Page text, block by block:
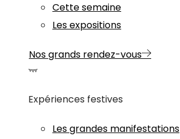
Cette semaine
Les expositions
Nos grands rendez-vous
Expériences festives
Les grandes manifestations